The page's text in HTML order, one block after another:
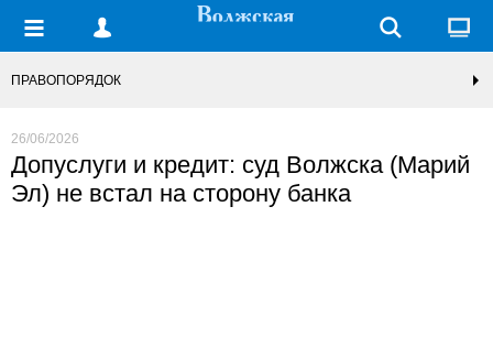
ПРАВОПОРЯДОК
26/06/2026
Допуслуги и кредит: суд Волжска (Марий
Эл) не встал на сторону банка